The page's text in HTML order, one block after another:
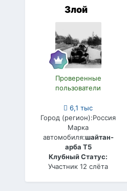
Злой
Проверенные
пользователи
6,1 тыс
Город (регион):Россия
Марка
автомобиля:шайтан-
арба Т5
Клубный Статус:
Участник 12 слёта